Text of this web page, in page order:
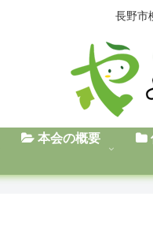
長野市
本会の概要